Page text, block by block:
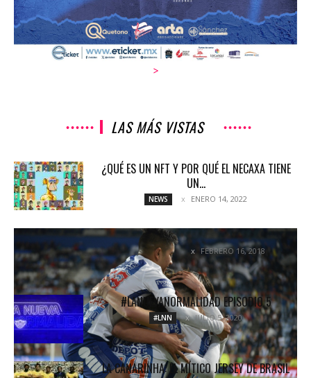
>
LAS MÁS VISTAS
¿QUÉ ES UN NFT Y POR QUÉ EL NECAXA TIENE
UN...
NEWS ENERO 14, 2022
SEGUNDA VICTORIA AL HILO DE LOS TUZOS
COLUMNETAS FEBRERO 16, 2018
#LANUEVANORMALIDAD EPISODIO 5
#LNN JULIO 5, 2020
LA CANARINHA: EL MÍTICO JERSEY DE BRASIL